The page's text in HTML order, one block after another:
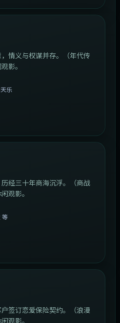
情义与权谋并存。（年代传
影。
乐
经三十年商海沉浮。（商战
观影。
等
签订恋爱保险契约。（浪漫
观影。